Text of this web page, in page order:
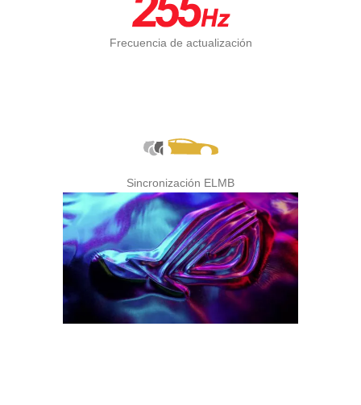
Frecuencia de actualización
Sincronización ELMB